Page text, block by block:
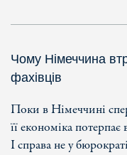
Чому Німеччина
фахівців
Поки в Німеччині
її економіка потерпає
І справа не у